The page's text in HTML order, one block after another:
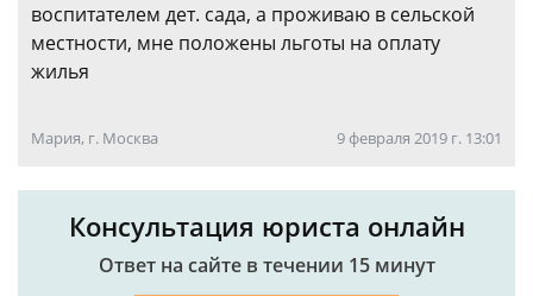
воспитателем дет. сада, а проживаю в сельской
местности, мне положены льготы на оплату
жилья
Мария, г. Москва 9 февраля 2019 г. 13:01
Консультация юриста онлайн
Ответ на сайте в течении 15 минут